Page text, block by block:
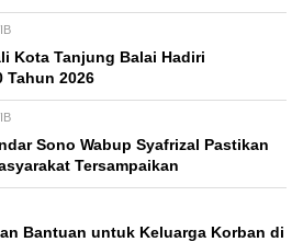
Kota Tanjung Balai Hadiri
Tahun 2026
Sono Wabup Syafrizal Pastikan
Tersampaikan
Bantuan untuk Keluarga Korban di